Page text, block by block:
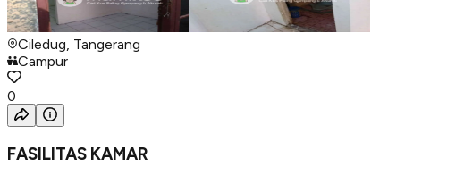
Ciledug, Tangerang
Campur
0
FASILITAS KAMAR